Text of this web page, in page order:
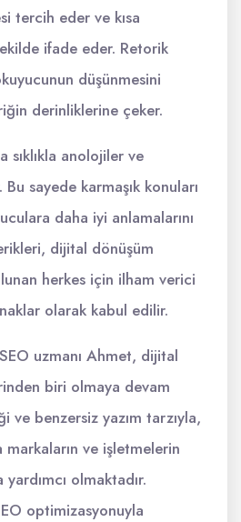
tercih eder ve kısa
ifade eder. Retorik
düşünmesini
derinliklerine çeker.
sıklıkla anolojiler ve
sayede karmaşık konuları
daha iyi anlamalarını
dijital dönüşüm
herkes için ilham verici
olarak kabul edilir.
uzmanı Ahmet, dijital
biri olmaya devam
ve benzersiz yazım tarzıyla,
markaların ve işletmelerin
yardımcı olmaktadır.
optimizasyonuyla